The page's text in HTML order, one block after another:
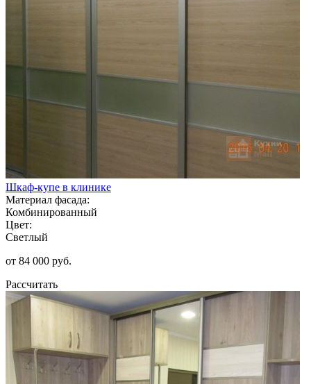
Шкаф-купе в клинике
Материал фасада:
Комбинированный
Цвет:
Светлый
от 84 000 руб.
Рассчитать